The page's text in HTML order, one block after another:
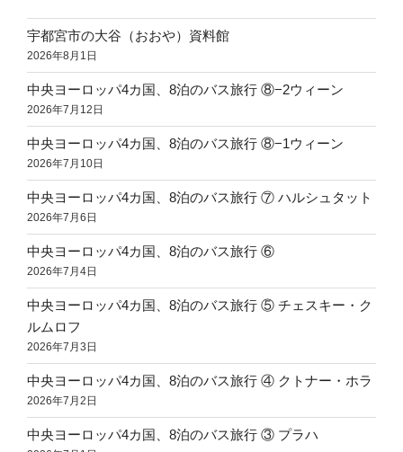
宇都宮市の大谷（おおや）資料館
2026年8月1日
中央ヨーロッパ4カ国、8泊のバス旅行 ⑧−2ウィーン
2026年7月12日
中央ヨーロッパ4カ国、8泊のバス旅行 ⑧−1ウィーン
2026年7月10日
中央ヨーロッパ4カ国、8泊のバス旅行 ⑦ ハルシュタット
2026年7月6日
中央ヨーロッパ4カ国、8泊のバス旅行 ⑥
2026年7月4日
中央ヨーロッパ4カ国、8泊のバス旅行 ⑤ チェスキー・ク
ルムロフ
2026年7月3日
中央ヨーロッパ4カ国、8泊のバス旅行 ④ クトナー・ホラ
2026年7月2日
中央ヨーロッパ4カ国、8泊のバス旅行 ③ プラハ